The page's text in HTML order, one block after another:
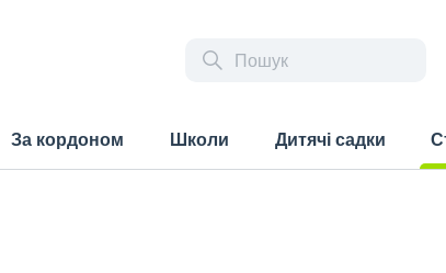
За кордоном Школи Дитячі садки